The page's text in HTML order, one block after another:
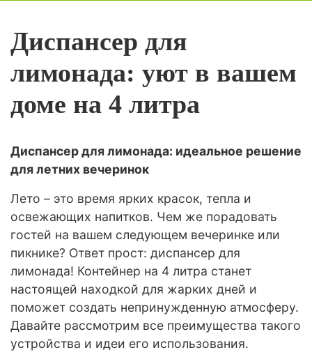
Диспансер для
лимонада: уют в вашем
доме на 4 литра
Диспансер для лимонада: идеальное решение
для летних вечеринок
Лето – это время ярких красок, тепла и
освежающих напитков. Чем же порадовать
гостей на вашем следующем вечеринке или
пикнике? Ответ прост: диспансер для
лимонада! Контейнер на 4 литра станет
настоящей находкой для жарких дней и
поможет создать непринужденную атмосферу.
Давайте рассмотрим все преимущества такого
устройства и идеи его использования.